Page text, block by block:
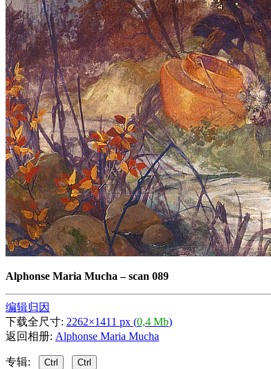
Alphonse Maria Mucha –scan 089
编辑归因
下载全尺寸: 2262×1411 px (0,4 Mb)
返回相册: Alphonse Maria Mucha
专辑: Ctrl Ctrl